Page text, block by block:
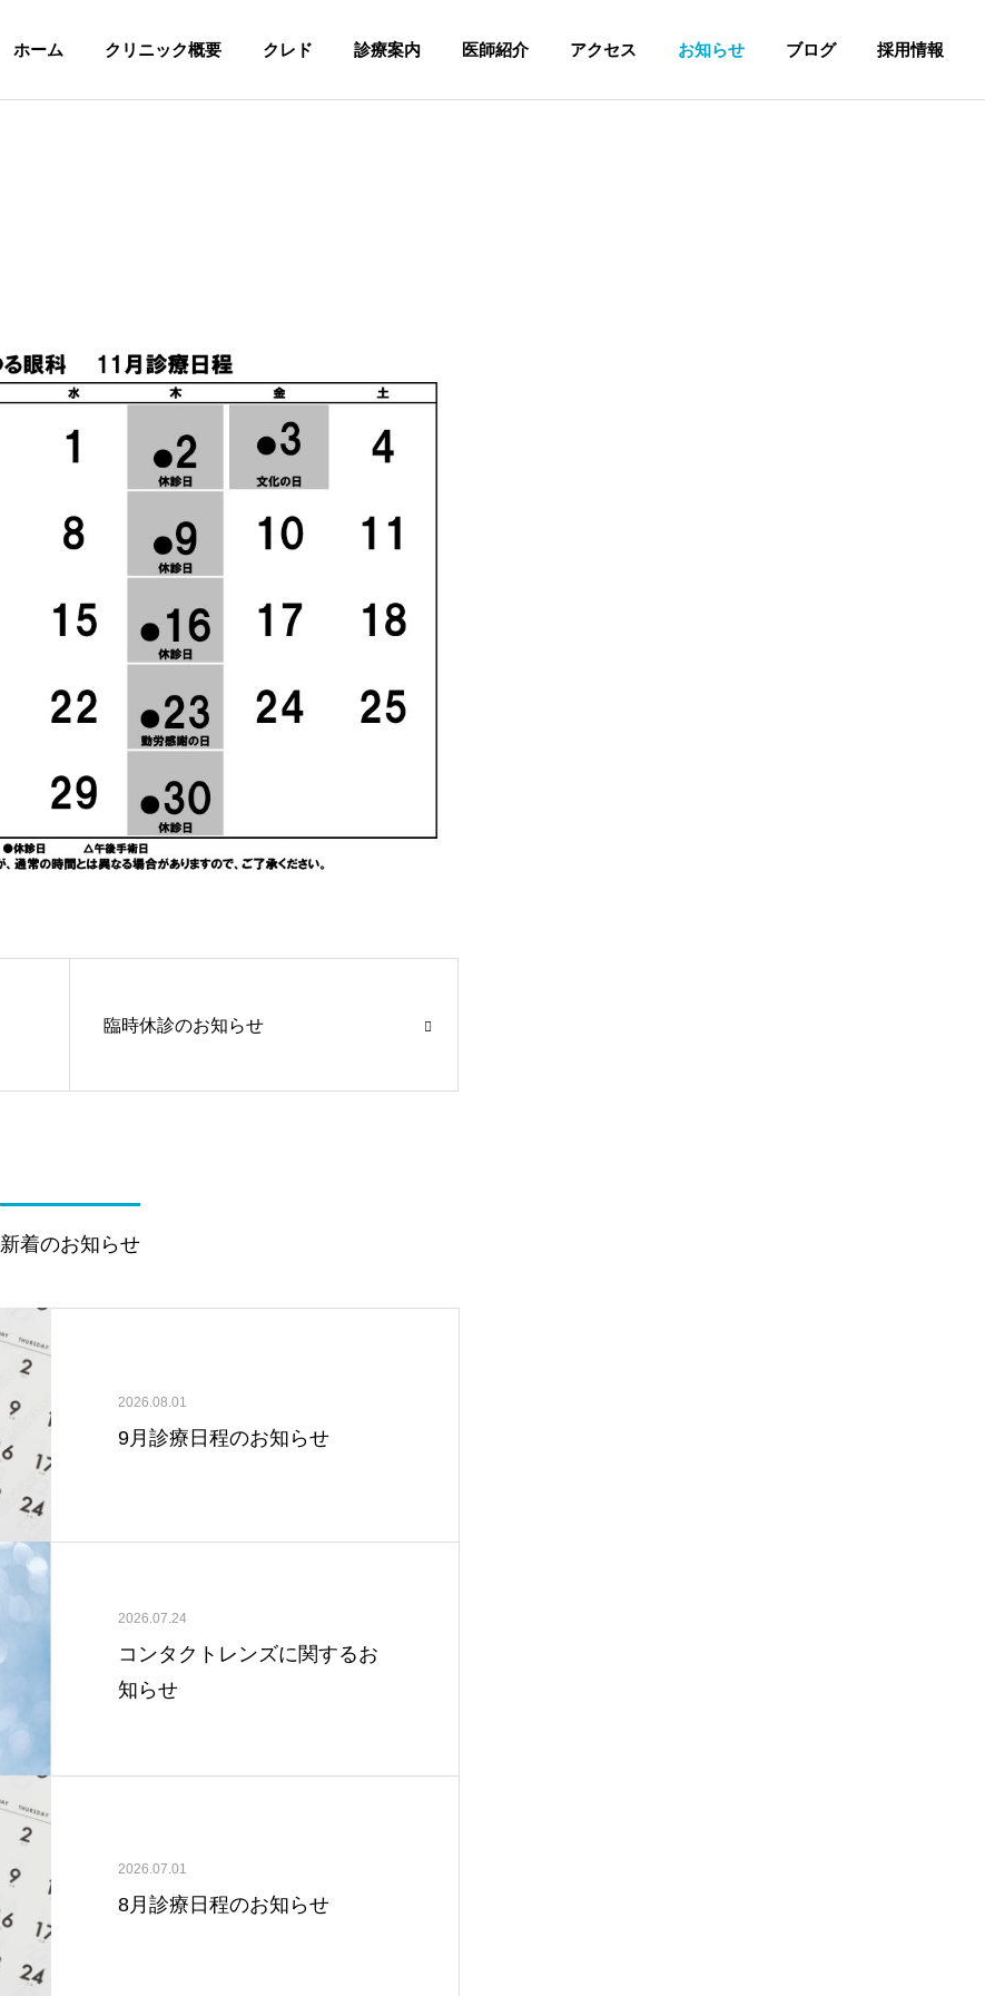
ホーム クリニック概要 クレド 診療案内 医師紹介 アクセス お知らせ ブログ 採用情報
臨時休診のお知らせ
新着のお知らせ
2026.08.01
9月診療日程のお知らせ
2026.07.24
コンタクトレンズに関するお
知らせ
2026.07.01
8月診療日程のお知らせ